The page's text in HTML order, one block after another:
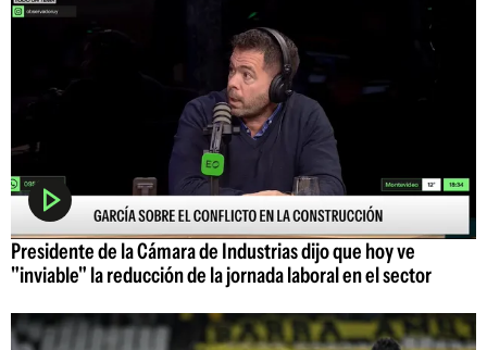
Presidente de la Cámara de Industrias dijo que hoy ve
"inviable" la reducción de la jornada laboral en el sector